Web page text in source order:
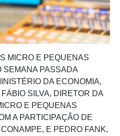
MICRO E PEQUENAS
SEMANA PASSADA
DA ECONOMIA,
SILVA, DIRETOR DA
E PEQUENAS
A PARTICIPAÇÃO DE
E PEDRO FANK,